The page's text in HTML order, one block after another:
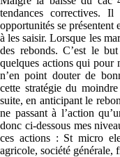
tendances correctives.
opportunités se présentent
à les saisir. Lorsque les
des rebonds. C’est le
quelques actions qui pour
n’en point douter de
cette stratégie du
suite, en anticipant le
ne passant à l’action
donc ci-dessous mes
ces actions : St micro
agricole, société générale,